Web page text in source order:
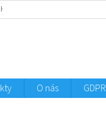
O nás GDPR